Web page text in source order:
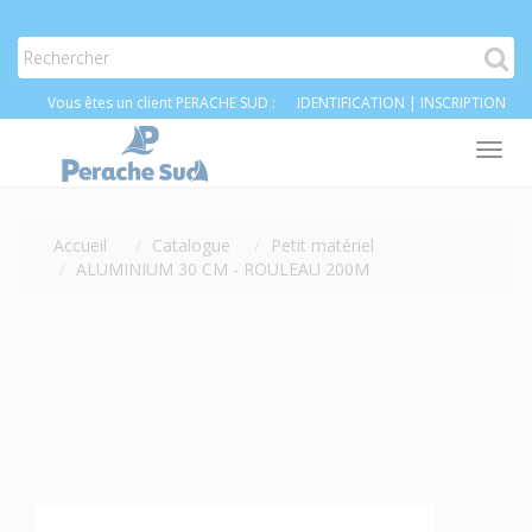
Vous êtes un client PERACHE SUD : IDENTIFICATION | INSCRIPTION
Accueil Catalogue
Petit matériel
ALUMINIUM 30 CM - ROULEAU 200M